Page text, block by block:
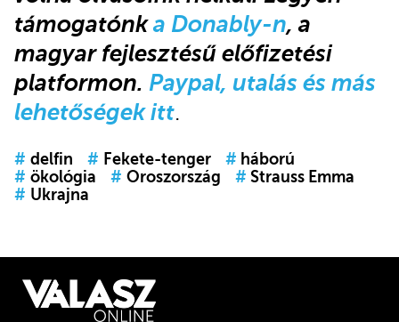
támogatónka Donably-n, a
magyar fejlesztésű előfizetési
platformon. Paypal, utalás és más
lehetőségek itt.
# delfin # Fekete-tenger # háború
# ökológia # Oroszország # Strauss Emma
# Ukrajna